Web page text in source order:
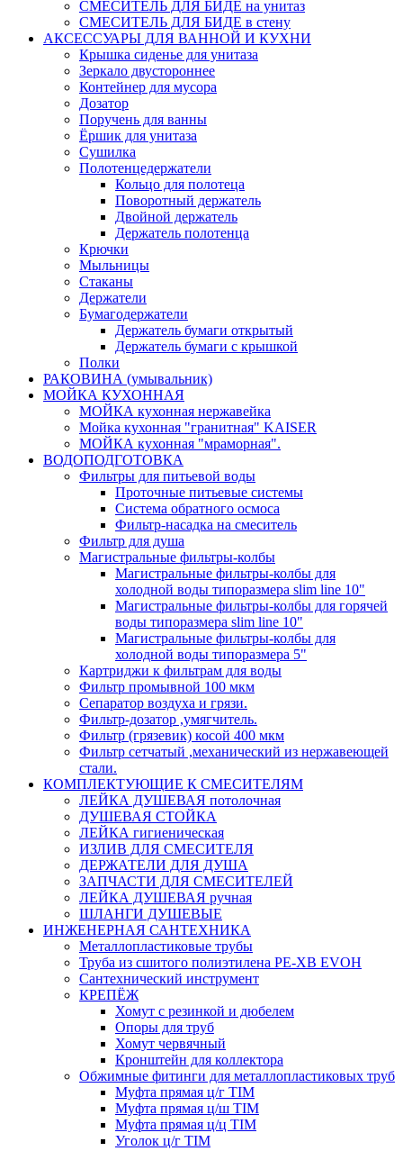
СМЕСИТЕЛЬ ДЛЯ БИДЕ на унитаз
СМЕСИТЕЛЬ ДЛЯ БИДЕ в стену
АКСЕССУАРЫ ДЛЯ ВАННОЙ И КУХНИ
Крышка сиденье для унитаза
Зеркало двустороннее
Контейнер для мусора
Дозатор
Поручень для ванны
Ёршик для унитаза
Сушилка
Полотенцедержатели
Кольцо для полотеца
Поворотный держатель
Двойной держатель
Держатель полотенца
Крючки
Мыльницы
Стаканы
Держатели
Бумагодержатели
Держатель бумаги открытый
Держатель бумаги с крышкой
Полки
РАКОВИНА (умывальник)
МОЙКА КУХОННАЯ
МОЙКА кухонная нержавейка
Мойка кухонная "гранитная" KAISER
МОЙКА кухонная "мраморная".
ВОДОПОДГОТОВКА
Фильтры для питьевой воды
Проточные питьевые системы
Система обратного осмоса
Фильтр-насадка на смеситель
Фильтр для душа
Магистральные фильтры-колбы
Магистральные фильтры-колбы для
холодной воды типоразмера slim line 10"
Магистральные фильтры-колбы для горячей
воды типоразмера slim line 10"
Магистральные фильтры-колбы для
холодной воды типоразмера 5"
Картриджи к фильтрам для воды
Фильтр промывной 100 мкм
Сепаратор воздуха и грязи.
Фильтр-дозатор ,умягчитель.
Фильтр (грязевик) косой 400 мкм
Фильтр сетчатый ,механический из нержавеющей
стали.
КОМПЛЕКТУЮЩИЕ К СМЕСИТЕЛЯМ
ЛЕЙКА ДУШЕВАЯ потолочная
ДУШЕВАЯ СТОЙКА
ЛЕЙКА гигиеническая
ИЗЛИВ ДЛЯ СМЕСИТЕЛЯ
ДЕРЖАТЕЛИ ДЛЯ ДУША
ЗАПЧАСТИ ДЛЯ СМЕСИТЕЛЕЙ
ЛЕЙКА ДУШЕВАЯ ручная
ШЛАНГИ ДУШЕВЫЕ
ИНЖЕНЕРНАЯ САНТЕХНИКА
Металлопластиковые трубы
Труба из сшитого полиэтилена PE-XB EVOH
Сантехнический инструмент
КРЕПЁЖ
Хомут с резинкой и дюбелем
Опоры для труб
Хомут червячный
Кронштейн для коллектора
Обжимные фитинги для металлопластиковых труб
Муфта прямая ц/г TIM
Муфта прямая ц/ш TIM
Муфта прямая ц/ц TIM
Уголок ц/г TIM